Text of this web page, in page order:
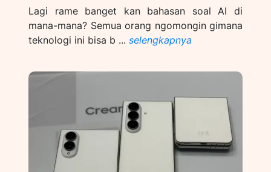
Lagi rame banget kan bahasan soal AI di
mana-mana? Semua orang ngomongin gimana
teknologi ini bisa b ... selengkapnya